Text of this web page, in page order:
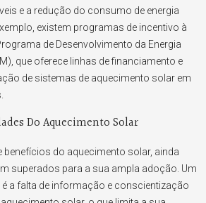
e a redução do consumo de energia
existem programas de incentivo à
de Desenvolvimento da Energia
que oferece linhas de financiamento e
de sistemas de aquecimento solar em
Do Aquecimento Solar
benefícios do aquecimento solar, ainda
superados para a sua ampla adoção. Um
a falta de informação e conscientização